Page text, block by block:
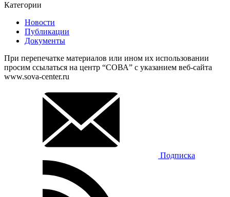
Категории
Новости
Публикации
Документы
При перепечатке материалов или ином их использовании
просим ссылаться на центр “СОВА” с указанием веб-сайта
www.sova-center.ru
Подписка